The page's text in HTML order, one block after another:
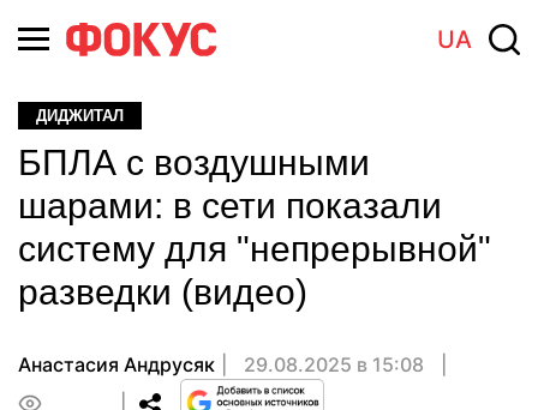
UA
ДИДЖИТАЛ
БПЛА с воздушными
шарами: в сети показали
систему для "непрерывной"
разведки (видео)
Анастасия Андрусяк
29.08.2025 в 15:08